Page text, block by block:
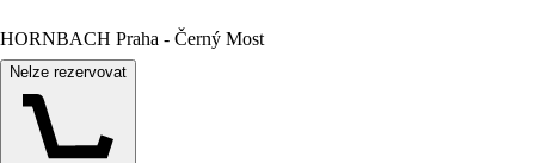
HORNBACH Praha - Černý Most
Nelze rezervovat